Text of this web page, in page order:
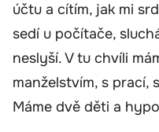
účtu a cítím, jak mi
sedí u počítače,
neslyší. V tu chvíli
manželstvím, s prací,
Máme dvě děti a